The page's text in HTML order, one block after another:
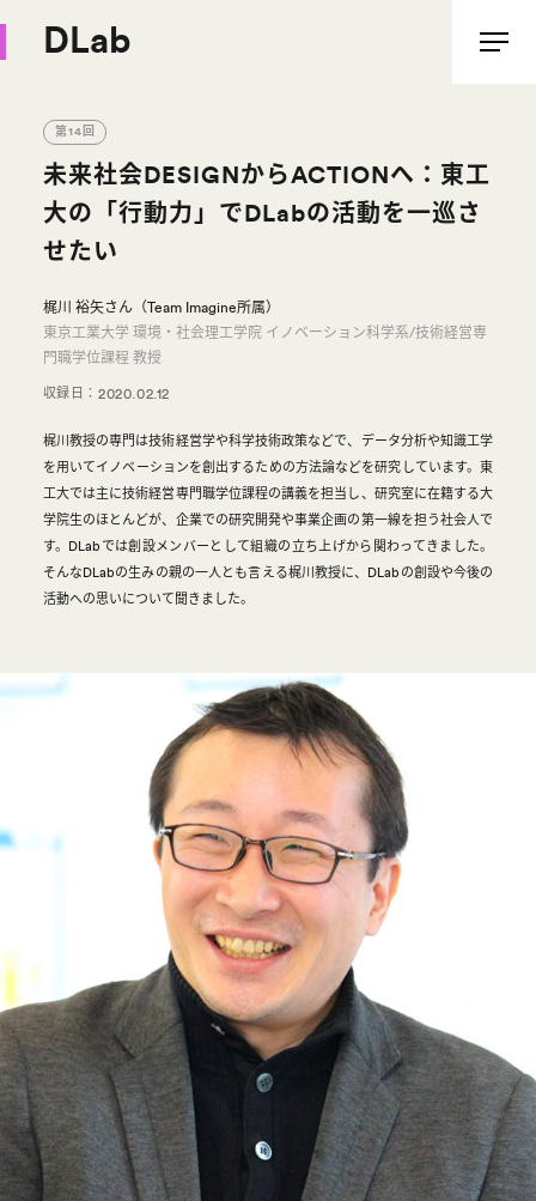
DLab
第14回
未来社会DESIGNからACTIONへ：東工
大の「行動力」でDLabの活動を一巡さ
せたい
梶川 裕矢さん（Team Imagine所属）
東京工業大学 環境・社会理工学院 イノベーション科学系/技術経営専
門職学位課程 教授
収録日：2020.02.12
梶川教授の専門は技術経営学や科学技術政策などで、データ分析や知識工学
を用いてイノベーションを創出するための方法論などを研究しています。東
工大では主に技術経営専門職学位課程の講義を担当し、研究室に在籍する大
学院生のほとんどが、企業での研究開発や事業企画の第一線を担う社会人で
す。DLabでは創設メンバーとして組織の立ち上げから関わってきました。
そんなDLabの生みの親の一人とも言える梶川教授に、DLabの創設や今後の
活動への思いについて聞きました。